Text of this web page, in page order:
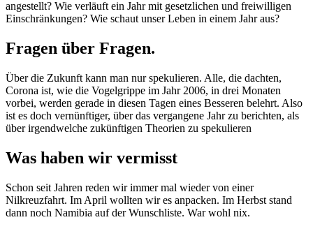
angestellt? Wie verläuft ein Jahr mit gesetzlichen und freiwilligen
Einschränkungen? Wie schaut unser Leben in einem Jahr aus?
Fragen über Fragen.
Über die Zukunft kann man nur spekulieren. Alle, die dachten,
Corona ist, wie die Vogelgrippe im Jahr 2006, in drei Monaten
vorbei, werden gerade in diesen Tagen eines Besseren belehrt. Also
ist es doch vernünftiger, über das vergangene Jahr zu berichten, als
über irgendwelche zukünftigen Theorien zu spekulieren
Was haben wir vermisst
Schon seit Jahren reden wir immer mal wieder von einer
Nilkreuzfahrt. Im April wollten wir es anpacken. Im Herbst stand
dann noch Namibia auf der Wunschliste. War wohl nix.